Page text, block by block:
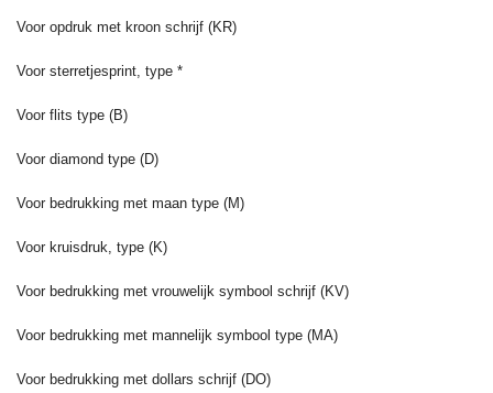
Voor opdruk met kroon schrijf (KR)
Voor sterretjesprint, type *
Voor flits type (B)
Voor diamond type (D)
Voor bedrukking met maan type (M)
Voor kruisdruk, type (K)
Voor bedrukking met vrouwelijk symbool schrijf (KV)
Voor bedrukking met mannelijk symbool type (MA)
Voor bedrukking met dollars schrijf (DO)